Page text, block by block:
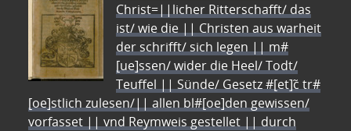
Christ=||licher Ritterschafft/ das
ist/ wie die || Christen aus warheit
der schrifft/ sich legen || m#
[ue]ssen/ wider die Heel/ Todt/
Teuffel || Sünde/ Gesetz #[et]c̃ tr#
[oe]stlich zulesen/|| allen bl#[oe]den gewissen/
vorfasset || vnd Reymweis gestellet || durch